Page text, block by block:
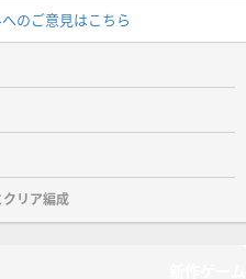
のご意見はこちら
リア編成